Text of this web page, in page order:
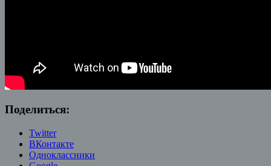
Поделиться:
Twitter
ВКонтакте
Одноклассники